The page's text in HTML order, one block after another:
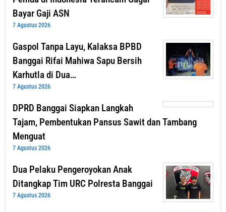
Bayar Gaji ASN
7 Agustus 2026
Gaspol Tanpa Layu, Kalaksa BPBD
Banggai Rifai Mahiwa Sapu Bersih
Karhutla di Dua…
7 Agustus 2026
DPRD Banggai Siapkan Langkah
Tajam, Pembentukan Pansus Sawit dan Tambang
Menguat
7 Agustus 2026
Dua Pelaku Pengeroyokan Anak
Ditangkap Tim URC Polresta Banggai
7 Agustus 2026